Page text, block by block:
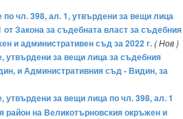
чл. 398, ал. 1, утвърдени за вещи лица
от Закона за съдебната власт за съдебния
и административен съд за 2022 г.( Нов )
утвърдени за вещи лица за съдебния
и Административния съд - Видин, за
утвърдени за вещи лица по чл. 398, ал. 1
район на Великотърновския окръжен и